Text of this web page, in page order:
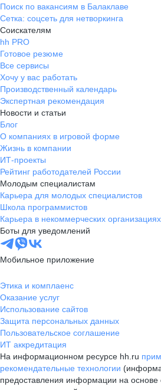
Поиск по вакансиям в Балаклаве
Сетка: соцсеть для нетворкинга
Соискателям
hh PRO
Готовое резюме
Все сервисы
Хочу у вас работать
Производственный календарь
Экспертная рекомендация
Новости и статьи
Блог
О компаниях в игровой форме
Жизнь в компании
ИТ-проекты
Рейтинг работодателей России
Молодым специалистам
Карьера для молодых специалистов
Школа программистов
Карьера в некоммерческих организациях
Боты для уведомлений
Мобильное приложение
Этика и комплаенс
Оказание услуг
Использование сайтов
Защита персональных данных
Пользовательское соглашение
ИТ аккредитация
На информационном ресурсе hh.ru
рекомендательные технологии
предоставления информации на основе